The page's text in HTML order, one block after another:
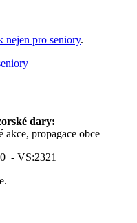
nejen pro seniory.
dary:
akce, propagace obce
- VS:2321